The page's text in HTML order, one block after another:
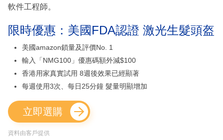
軟件工程師。
限時優惠：美國FDA認證 激光生髮頭盔
美國amazon鎖量及評價No. 1
輸入「NMG100」優惠碼額外減$100
香港用家真實試用 8週後效果已經顯著
每週使用3次、每日25分鐘 髮量明顯增加
立即選購
資料由客戶提供